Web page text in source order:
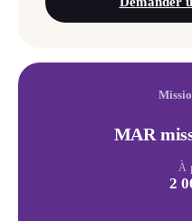
MAR
À
2